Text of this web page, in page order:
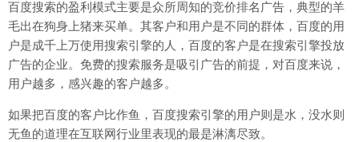
百度搜索的盈利模式主要是众所周知的竞价排名广告，典型的羊
毛出在狗身上猪来买单。其客户和用户是不同的群体，百度的用
户是成千上万使用搜索引擎的人，百度的客户是在搜索引擎投放
广告的企业。免费的搜索服务是吸引广告的前提，对百度来说，
用户越多，感兴趣的客户越多。
如果把百度的客户比作鱼，百度搜索引擎的用户则是水，没水则
无鱼的道理在互联网行业里表现的最是淋漓尽致。